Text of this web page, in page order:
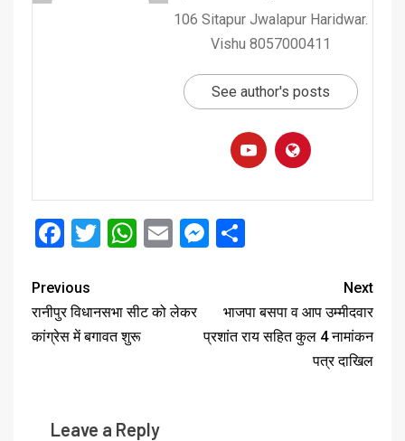
106 Sitapur Jwalapur Haridwar.
Vishu 8057000411
See author's posts
Facebook
Twitter
WhatsApp
EmailMessenger
Previous
रानीपुर विधानसभा सीट को लेकर
कांग्रेस में बगावत शुरू
Next
भाजपा बसपा व आप उम्मीदवार
प्रशांत राय सहित कुल 4 नामांकन
पत्र दाखिल
Leave a Reply